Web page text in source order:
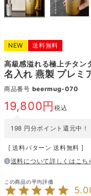
NEW 送料無料
高級感溢れる極上チタン
名入れ 燕製 プレミ
商品番号 beermug-070
19,800 税込
198 円分ポイント還元中！
送料パターン 送料無料
送料について詳しくはこち